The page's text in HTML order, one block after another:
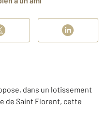
dans un lotissement
de Saint Florent, cette